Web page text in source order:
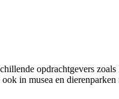
opdrachtgevers
in musea en